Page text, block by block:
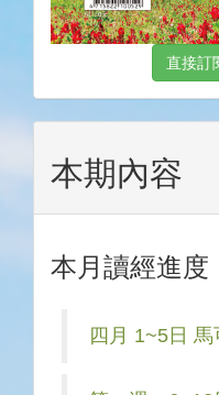
直接訂
本期內容
本月讀經進度
四月 1~5日